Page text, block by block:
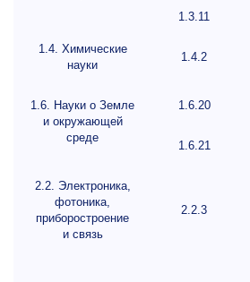
1.3.11
1.4. Химические
науки
1.4.2
1.6. Науки о Земле
и окружающей
среде
1.6.20
1.6.21
2.2. Электроника,
фотоника,
приборостроение
и связь
2.2.3